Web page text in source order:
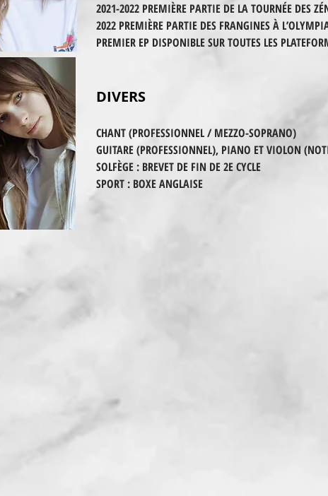
2021-2022 PREMIÈRE PARTIE DE LA TOURNÉE DES
2022 PREMIÈRE PARTIE DES FRANGINES À
PREMIER EP DISPONIBLE SUR TOUTES LES
DIVERS
CHANT (PROFESSIONNEL / MEZZO-SOPRANO)
GUITARE (PROFESSIONNEL), PIANO ET VIOLON
SOLFÈGE : BREVET DE FIN DE 2E CYCLE
SPORT : BOXE ANGLAISE